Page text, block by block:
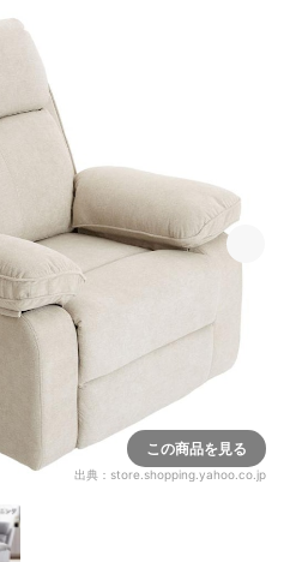
この商品を見る
出典： store.shopping.yahoo.co.jp